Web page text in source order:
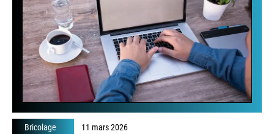
Bricolage 11 mars 2026